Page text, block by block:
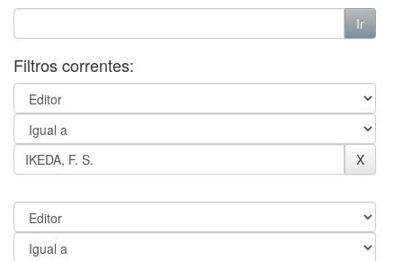
Filtros correntes: